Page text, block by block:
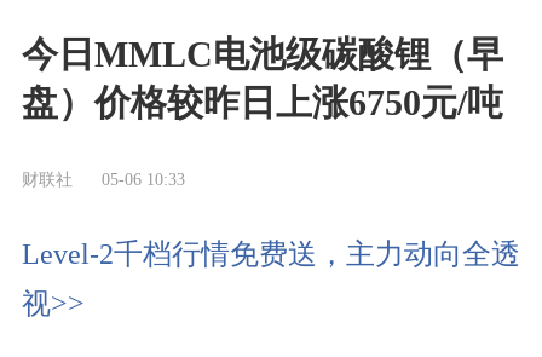
今日MMLC电池级碳酸锂（早
盘）价格较昨日上涨6750元/吨
财联社 05-06 10:33
Level-2千档行情免费送，主力动向全透
视>>